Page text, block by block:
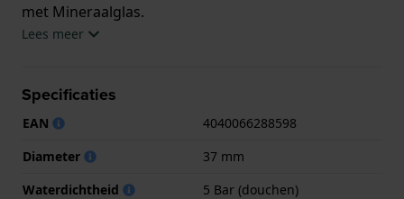
met Mineraalglas.
horloge geleverd met 2 jaar garantie.
Lees meer
Specificaties
EAN
4040066288598
Diameter
37 mm
Waterdichtheid
5 Bar (douchen)